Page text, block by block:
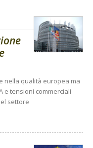
nella qualità europea ma
e tensioni commerciali
settore